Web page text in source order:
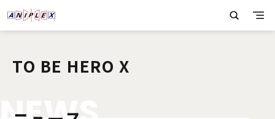
TO BE HERO X